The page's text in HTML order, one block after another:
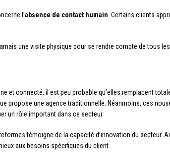
l’absence de contact humain . Certains clients
une visite physique pour se rendre compte de tous les
et connecté, il est peu probable qu’elles remplacent
propose une agence traditionnelle. Néanmoins, ces
un rôle important dans ce secteur.
témoigne de la capacité d’innovation du secteur.
aux besoins spécifiques du client.